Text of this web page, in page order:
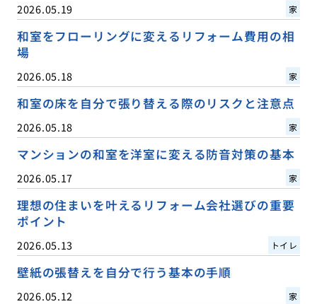
2026.05.19 家
和室をフローリングに変えるリフォーム費用の相
場
2026.05.18 家
和室の床を自分で張り替える際のリスクと注意点
2026.05.18 家
マンションの和室を洋室に変える防音対策の基本
2026.05.17 家
理想の住まいを叶えるリフォーム会社選びの重要
ポイント
2026.05.13 トイレ
壁紙の張替えを自分で行う基本の手順
2026.05.12 家